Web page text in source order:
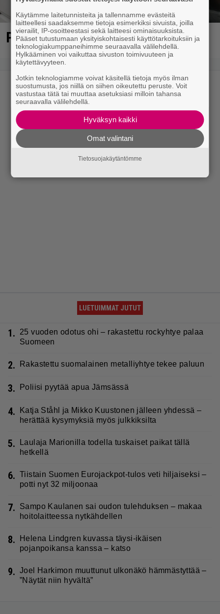
Poliisi pyytää apua Jämsässä
LUETUIMMAT JUTUT
1.
25 vuoden odotus ohi – rakastettu rockyhtye palaa
Suomeen
2. Rakastettu suomalainen metalliyhtye tekee paluun
3. Poliisi pyytää apua Jämsässä
4.
Katja Ståhl ja Mikko Kuustonen jälleen yhdessä –
herättää kysymyksiä myös julkkiksilta
5.
Laulaja Marionilla todella tuskaiset paikat tällä
hetkellä
6. Tiistain Suomen Eurojackpot-tulos veti hiljaiseksi –
potti nyt 32 miljoonaa
7.
Sampo Kaulanen sai oudon tulehduksen – makaa
hoitolaitteessa nytkähdellen
8.
Helena Lindgren kuvassa täysi-ikäisen
pojanpoikansa kanssa – katso
9. Joel Harkimon muuttunut ulkonäkö hämmästyttää –
”Näytät niin hyvältä”
Käytämme laitetunnisteita ja tallennamme evästeitä
laitteellesi saadaksemme tietoja esimerkiksi sivuista, joilla
vierailit, IP-osoitteestasi sekä laitteesi ominaisuuksista.
Pääset tutustumaan yksityiskohtaisesti käyttötarkoituksiin ja
teknologiakumppaneihimme seuraavalla välilehdellä.
Hylkääminen voi vaikuttaa sivuston toimivuuteen ja
käytettävyyteen.
Jotkin teknologiamme voivat käsitellä tietoja myös ilman
suostumusta, jos niillä on siihen oikeutettu peruste. Voit
vastustaa tätä tai muuttaa asetuksiasi milloin tahansa
seuraavalla välilehdellä.
Hyväksyn kaikki
Omat valintani
Tietosuojakäytäntömme